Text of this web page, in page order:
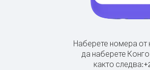
Наберете номера от
да наберете
както следва:+